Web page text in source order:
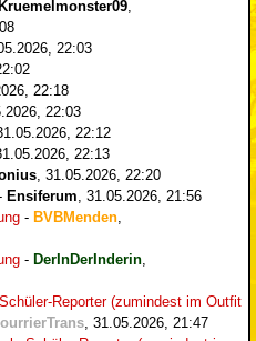
Kruemelmonster09
22:03
22:18
22:03
22:12
22:13
31.05.2026, 22:20
Ensiferum 31.05.2026, 21:56
- BVBMenden
- DerInDerInderin
Reporter (zumindest im Outfit
31.05.2026, 21:47